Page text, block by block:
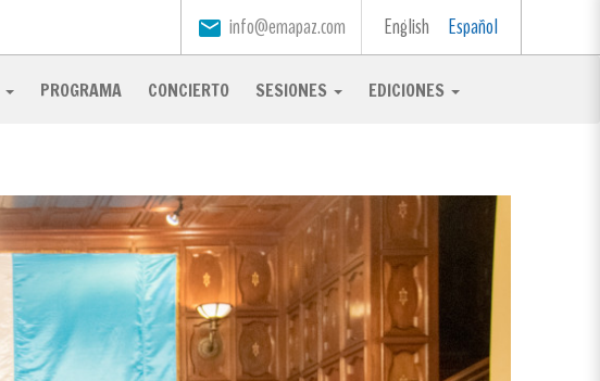
English Español
email info@emapaz.com
PROGRAMA CONCIERTO SESIONES EDICIONES